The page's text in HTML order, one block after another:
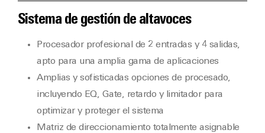
Sistema de gestión de altavoces
Procesador profesional de 2 entradas y 4 salidas,
apto para una amplia gama de aplicaciones
Amplias y sofisticadas opciones de procesado,
incluyendo EQ, Gate, retardo y limitador para
optimizar y proteger el sistema
Matriz de direccionamiento totalmente asignable